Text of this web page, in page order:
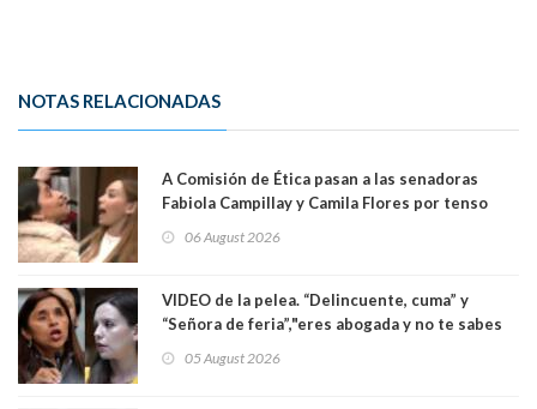
NOTAS RELACIONADAS
A Comisión de Ética pasan a las senadoras
Fabiola Campillay y Camila Flores por tenso
06 August 2026
VIDEO de la pelea. “Delincuente, cuma” y
“Señora de feria”,"eres abogada y no te sabes
senadoras Camila Flores y Fabiola Campillai en
05 August 2026